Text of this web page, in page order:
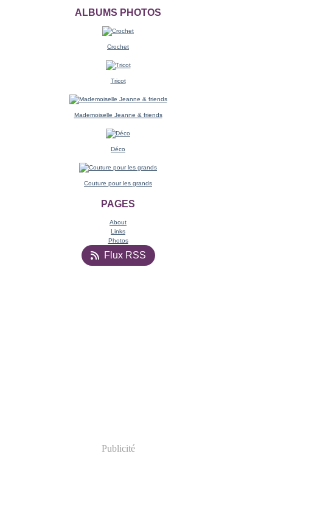
ALBUMS PHOTOS
Crochet
Tricot
Mademoiselle Jeanne & friends
Déco
Couture pour les grands
PAGES
About
Links
Photos
Flux RSS
Publicité